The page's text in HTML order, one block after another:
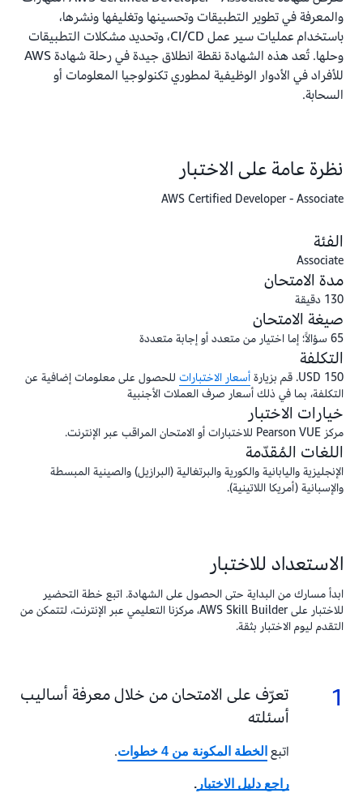
والمعرفة في تطوير التطبيقات وتحسينها وتغليفها ونشرها،
باستخدام عمليات سير عمل CI/CD، وتحديد مشكلات التطبيقات
وحلها. تُعد هذه الشهادة نقطة انطلاق جيدة في رحلة شهادة AWS
للأفراد في الأدوار الوظيفية لمطوري تكنولوجيا المعلومات أو
السحابة.
نظرة عامة على الاختبار
AWS Certified Developer - Associate
الفئة
Associate
مدة الامتحان
130 دقيقة
صيغة الامتحان
65 سؤالاً؛ إما اختيار من متعدد أو إجابة متعددة
التكلفة
150 USD. قم بزيارة أسعار الاختبارات للحصول على معلومات إضافية عن
التكلفة، بما في ذلك أسعار صرف العملات الأجنبية
خيارات الاختبار
مركز Pearson VUE للاختبارات أو الامتحان المراقب عبر الإنترنت.
اللغات المُقدّمة
الإنجليزية واليابانية والكورية والبرتغالية (البرازيل) والصينية المبسطة
والإسبانية (أمريكا اللاتينية).
الاستعداد للاختبار
ابدأ مسارك من البداية حتى الحصول على الشهادة. اتبع خطة التحضير
للاختبار على AWS Skill Builder، مركزنا التعليمي عبر الإنترنت، لتتمكن من
التقدم ليوم الاختبار بثقة.
1
1.
تعرّف على الامتحان من خلال معرفة أساليب
أسئلته
اتبع الخطة المكونة من 4 خطوات .
راجع دليل الاختبار .